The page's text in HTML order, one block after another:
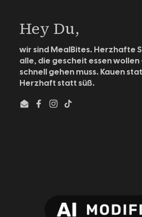
Hey Du,
wir sind MealBites. Herzhafte
alle, die gescheit essen wollen
schnell gehen muss. Kauen
Herzhaft statt süß.
EmailFacebook
Instagram
TikTok